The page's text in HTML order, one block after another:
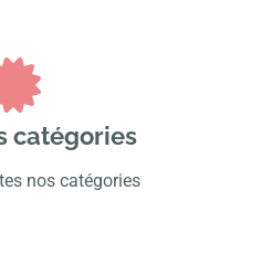
catégories
nos catégories